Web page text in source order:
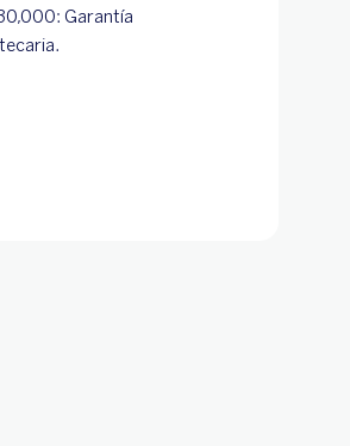
Garantía